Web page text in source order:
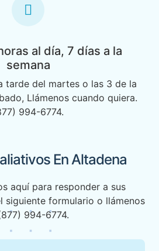
al día, 7 días a la
semana
tarde del martes o las 3 de la
Llámenos cuando quiera.
994-6774.
En Altadena
aquí para responder a sus
siguiente formulario o llámenos
994-6774.